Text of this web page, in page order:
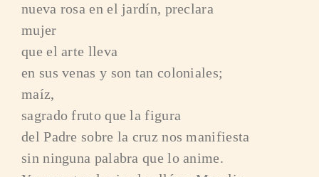
nueva rosa en el jardín, preclara
mujer
que el arte lleva
en sus venas y son tan coloniales;
maíz,
sagrado fruto que la figura
del Padre sobre la cruz nos manifiesta
sin ninguna palabra que lo anime.